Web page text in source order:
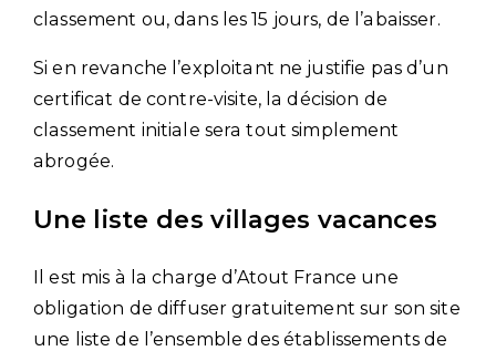
classement ou, dans les 15 jours, de l’abaisser.
Si en revanche l’exploitant ne justifie pas d’un
certificat de contre-visite, la décision de
classement initiale sera tout simplement
abrogée.
Une liste des villages vacances
Il est mis à la charge d’Atout France une
obligation de diffuser gratuitement sur son site
une liste de l’ensemble des établissements de